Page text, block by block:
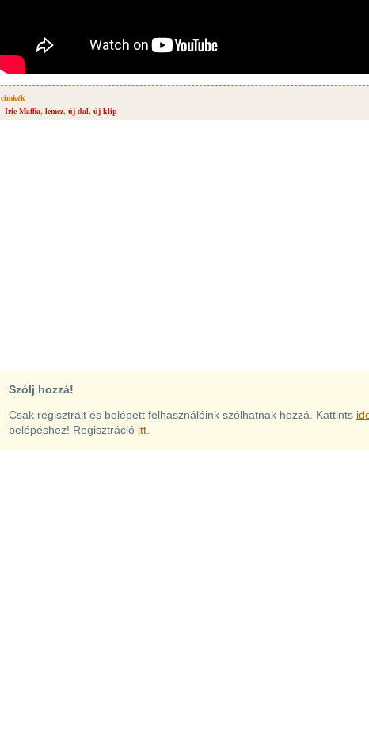
cimkék
Irie Maffia, lemez, új dal, új klip
Szólj hozzá!
Csak regisztrált és belépett felhasználóink szólhatnak hozzá. Kattints
belépéshez! Regisztráció itt